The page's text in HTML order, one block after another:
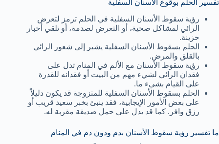
تفسير الحلم بوقوع الأسنان السفلية
رؤية سقوط الأسنان السفلية في الحلم ترمز لتعرض
الرائي لمشاكل صحية، أو التعرض لصدمة، أو تلقي أخبار
حزينة.
الحلم بسقوط الأسنان السفلية يشير إلى شعور الرائي
بالقلق والمرض.
رؤية سقوط الأسنان مع الألم في المنام تدل على
فقدان الرائي لشيء مهم من البيت أو فقدانه للقدرة
على القيام بشيء ما.
الحلم بسقوط الأسنان السفلية للمتزوجة قد يكون دليلاً
على بعض الأمور الإيجابية، فقد ينبئ بخبر سعيد قريب أو
رزق وافر. كما قد يدل على حمل صديقة مقربة له.
ما تفسير رؤية سقوط الأسنان بدم ودون دم في المنام